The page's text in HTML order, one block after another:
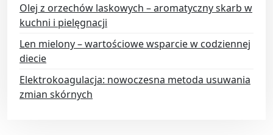
Olej z orzechów laskowych – aromatyczny skarb w
kuchni i pielęgnacji
Len mielony – wartościowe wsparcie w codziennej
diecie
Elektrokoagulacja: nowoczesna metoda usuwania
zmian skórnych